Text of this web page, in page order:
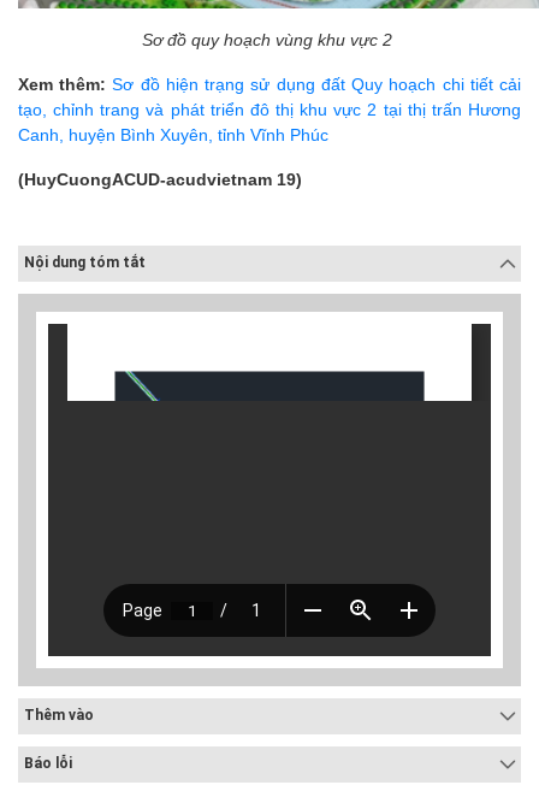
Sơ đồ quy hoạch vùng khu vực 2
Xem thêm: Sơ đồ hiện trạng sử dụng đất Quy hoạch chi tiết cải
tạo, chỉnh trang và phát triển đô thị khu vực 2 tại thị trấn Hương
Canh, huyện Bình Xuyên, tỉnh Vĩnh Phúc
(HuyCuongACUD-acudvietnam 19)
Nội dung tóm tắt
Thêm vào
Báo lỗi